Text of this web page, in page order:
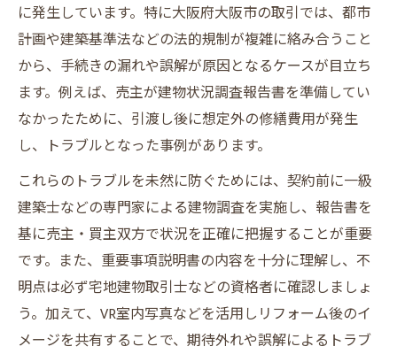
に発生しています。特に大阪府大阪市の取引では、都市
計画や建築基準法などの法的規制が複雑に絡み合うこと
から、手続きの漏れや誤解が原因となるケースが目立ち
ます。例えば、売主が建物状況調査報告書を準備してい
なかったために、引渡し後に想定外の修繕費用が発生
し、トラブルとなった事例があります。
これらのトラブルを未然に防ぐためには、契約前に一級
建築士などの専門家による建物調査を実施し、報告書を
基に売主・買主双方で状況を正確に把握することが重要
です。また、重要事項説明書の内容を十分に理解し、不
明点は必ず宅地建物取引士などの資格者に確認しましょ
う。加えて、VR室内写真などを活用しリフォーム後のイ
メージを共有することで、期待外れや誤解によるトラブ